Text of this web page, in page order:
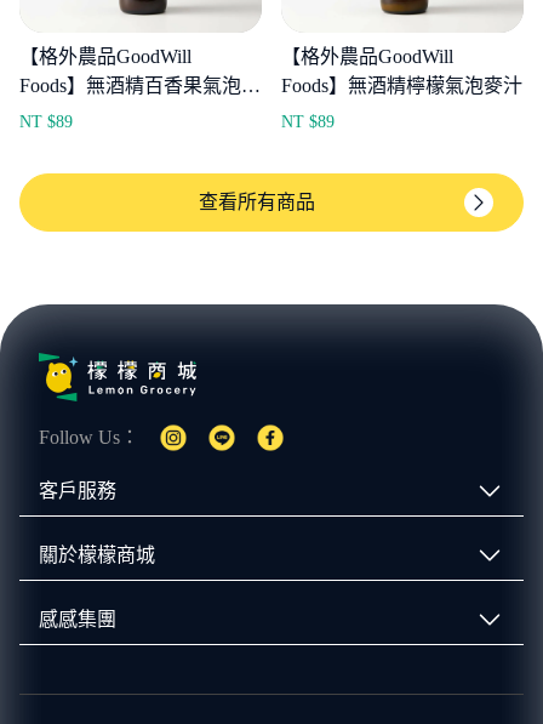
【格外農品GoodWill
Foods】無酒精百香果氣泡麥
汁
NT $89
【格外農品GoodWill
Foods】無酒精檸檬氣泡麥汁
NT $89
查看所有商品
Follow Us：
客戶服務
關於檬檬商城
感感集團